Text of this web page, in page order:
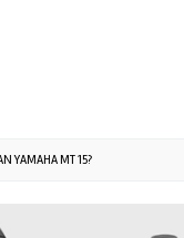
YAMAHA MT 15?